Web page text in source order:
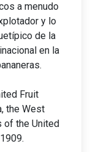
a menudo
y lo
de la
en la
Fruit
the West
of the United